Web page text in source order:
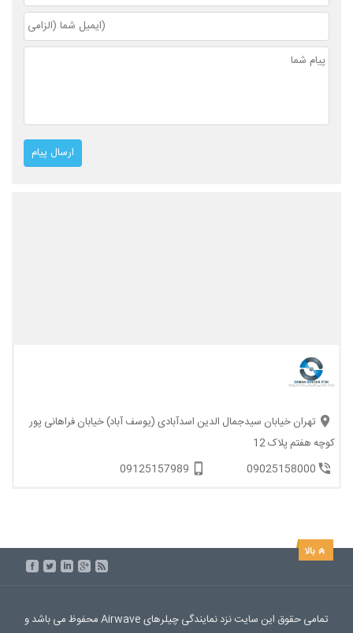
تهران خیابان سیدجمال الدین اسدآبادی (یوسف آباد) خیابان فراهانی پور
کوچه هفتم پلاک 12
09025158000
09125157989
تمامی حقوق این سایت نزد نمایندگی چیلرهای Airwave محفوظ می باشد و